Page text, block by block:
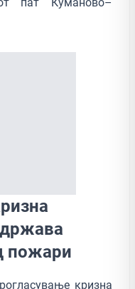
држава
пожари
кризна